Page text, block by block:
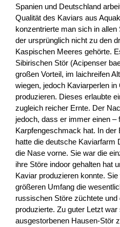
Spanien und Deutschland
Qualität des Kaviars aus
konzentrierte man sich in allen
der ursprünglich nicht zu den
Kaspischen Meeres gehörte.
Sibirischen Stör (Acipenser
großen Vorteil, im laichreifen
wiegen, jedoch Kaviarperlen
produzieren. Dieses erlaubte
zugleich reicher Ernte. Der
jedoch, dass er immer einen –
Karpfengeschmack hat. In
hatte die deutsche Kaviarfarm
die Nase vorne. Sie war die
ihre Störe indoor gehalten hat
Kaviar produzieren konnte.
größeren Umfang die
russischen Störe züchtete
produzierte. Zu guter Letzt
ausgestorbenen Hausen-Stör